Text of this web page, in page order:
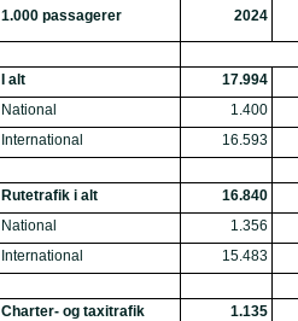
1.000 passagerer 2024
I alt 17.994
National
1.400
International
16.593
Rutetrafik i alt 16.840
National
1.356
International
15.483
Charter- og taxitrafik 1.135